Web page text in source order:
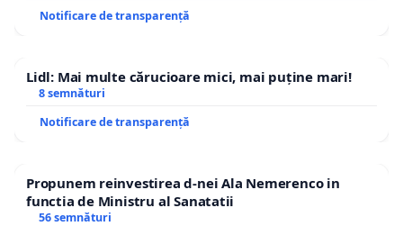
Notificare de transparență
Lidl: Mai multe cărucioare mici, mai puține mari!
8 semnături
Notificare de transparență
Propunem reinvestirea d-nei Ala Nemerenco in
functia de Ministru al Sanatatii
56 semnături